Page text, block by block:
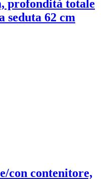
profondità totale
seduta 62 cm
con contenitore,